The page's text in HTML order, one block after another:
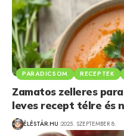
PARADICSOM RECEPTEK
Zamatos zelleres
leves recept télre és
ÉLÉSTÁR.HU 2025. SZEPTEMBER 8.